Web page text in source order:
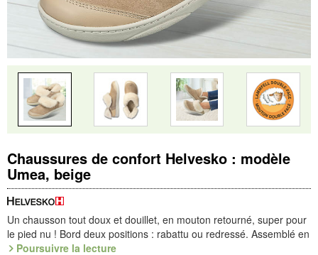
Chaussures de confort Helvesko : modèle
Umea, beige
Un chausson tout doux et douillet, en mouton retourné, super pour
le pied nu ! Bord deux positions : rabattu ou redressé. Assemblé en
souplesse, il bénéficie de renforts et d'une voûte remplaçable.
Poursuivre la lecture